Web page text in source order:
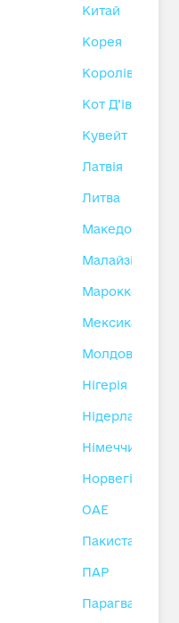
Китай
Корея
Королівство
Кот Д’івуар
Кувейт
Латвія
Литва
Македонія
Малайзія
Марокко
Мексика
Молдова
Нігерія
Нідерланди
Німеччина
Норвегія
ОАЕ
Пакистан
ПАР
Парагвай